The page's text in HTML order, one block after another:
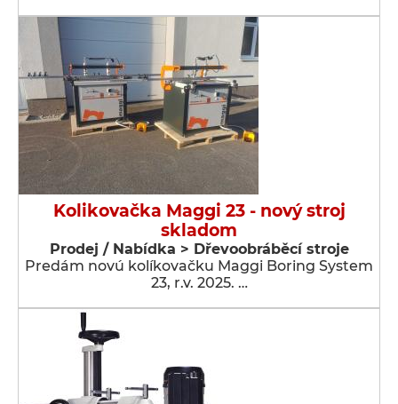
Kolikovačka Maggi 23 - nový stroj
skladom
Prodej / Nabídka > Dřevoobráběcí stroje
Predám novú kolíkovačku Maggi Boring System
23, r.v. 2025. …